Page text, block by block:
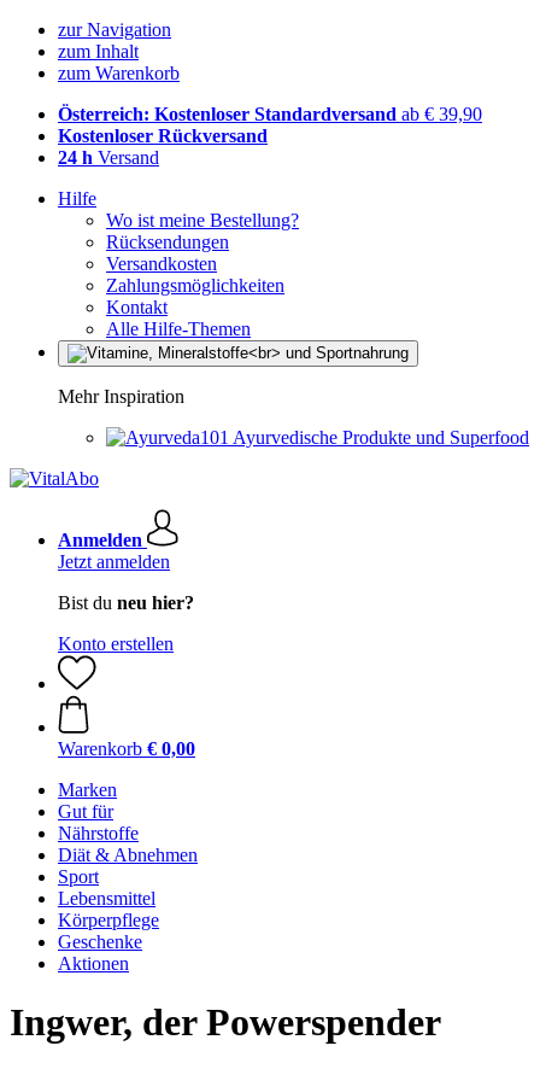
zur Navigation
zum Inhalt
zum Warenkorb
Österreich: Kostenloser Standardversand ab € 39,90
Kostenloser Rückversand
24 h Versand
Hilfe
Wo ist meine Bestellung?
Rücksendungen
Versandkosten
Zahlungsmöglichkeiten
Kontakt
Alle Hilfe-Themen
Mehr Inspiration
Ayurvedische Produkte und Superfood
Anmelden
Jetzt anmelden
Bist du neu hier?
Konto erstellen
Warenkorb € 0,00
Marken
Gut für
Nährstoffe
Diät & Abnehmen
Sport
Lebensmittel
Körperpflege
Geschenke
Aktionen
Ingwer, der Powerspender